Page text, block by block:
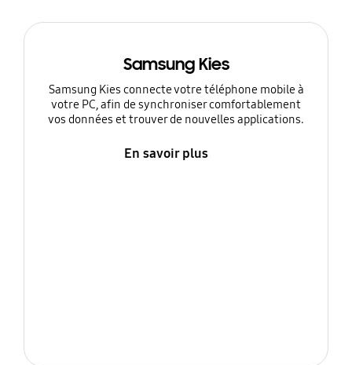
Samsung Kies
Samsung Kies connecte votre téléphone mobile à
votre PC, afin de synchroniser comfortablement
vos données et trouver de nouvelles applications.
En savoir plus